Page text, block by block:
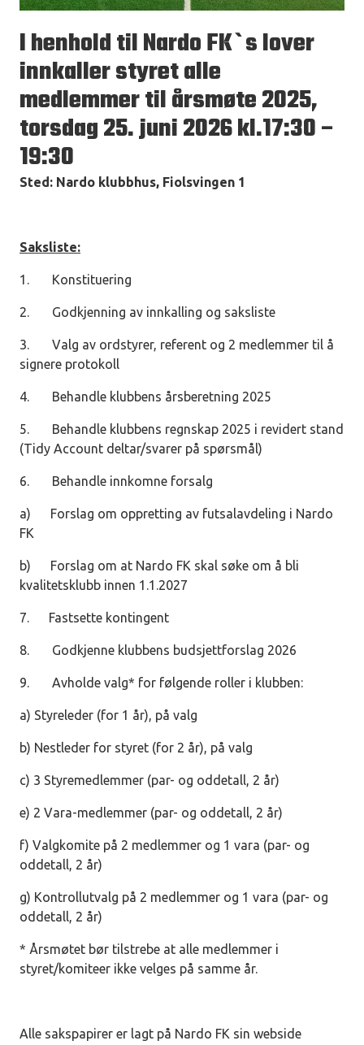
I henhold til Nardo FK`s lover
innkaller styret alle
medlemmer til årsmøte 2025,
torsdag 25. juni 2026 kl.17:30 –
19:30
Sted: Nardo klubbhus, Fiolsvingen 1
Saksliste:
1. Konstituering
2. Godkjenning av innkalling og saksliste
3. Valg av ordstyrer, referent og 2 medlemmer til å
signere protokoll
4. Behandle klubbens årsberetning 2025
5. Behandle klubbens regnskap 2025 i revidert stand
(Tidy Account deltar/svarer på spørsmål)
6. Behandle innkomne forsalg
a) Forslag om oppretting av futsalavdeling i Nardo
FK
b) Forslag om at Nardo FK skal søke om å bli
kvalitetsklubb innen 1.1.2027
7. Fastsette kontingent
8. Godkjenne klubbens budsjettforslag 2026
9. Avholde valg* for følgende roller i klubben:
a) Styreleder (for 1 år), på valg
b) Nestleder for styret (for 2 år), på valg
c) 3 Styremedlemmer (par- og oddetall, 2 år)
e) 2 Vara-medlemmer (par- og oddetall, 2 år)
f) Valgkomite på 2 medlemmer og 1 vara (par- og
oddetall, 2 år)
g) Kontrollutvalg på 2 medlemmer og 1 vara (par- og
oddetall, 2 år)
* Årsmøtet bør tilstrebe at alle medlemmer i
styret/komiteer ikke velges på samme år.
Alle sakspapirer er lagt på Nardo FK sin webside